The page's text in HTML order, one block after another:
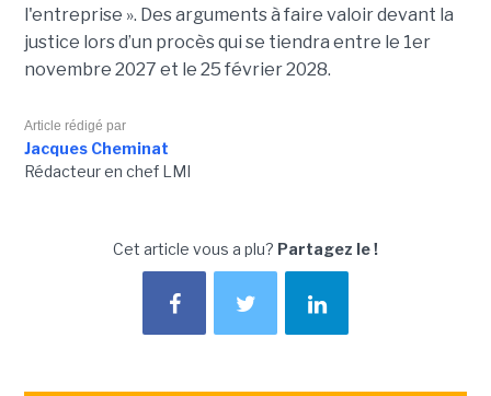
l'entreprise ». Des arguments à faire valoir devant la
justice lors d’un procès qui se tiendra entre le 1er
novembre 2027 et le 25 février 2028.
Article rédigé par
Jacques Cheminat
Rédacteur en chef LMI
Cet article vous a plu? Partagez le !